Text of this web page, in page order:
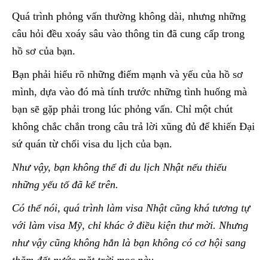
Quá trình phỏng vấn thường không dài, nhưng những
câu hỏi đều xoáy sâu vào thông tin đã cung cấp trong
hồ sơ của bạn.
Bạn phải hiểu rõ những điểm mạnh và yếu của hồ sơ
mình, dựa vào đó mà tính trước những tình huống mà
bạn sẽ gặp phải trong lúc phỏng vấn. Chỉ một chút
không chắc chắn trong câu trả lời xũng đủ để khiến Đại
sứ quán từ chối visa du lịch của bạn.
Như vậy, bạn không thể đi du lịch Nhật nếu thiếu
những yếu tố đã kể trên.
Có thể nói, quá trình làm visa Nhật cũng khá tương tự
với làm visa Mỹ, chỉ khác ở điều kiện thư mời. Nhưng
như vậy cũng không hẳn là bạn không có cơ hội sang